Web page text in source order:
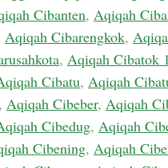
Cibanten, Aqiqah
Aqiqah Cibarengkok,
, Aqiqah Cibatok 1
Cibatu, Aqiqah
, Aqiqah Cibeber, Aqiqah
Cibedug, Aqiqah
Cibening, Aqiqah